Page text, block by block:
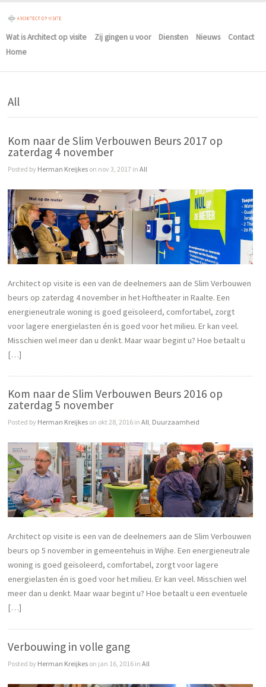
Wat is Architect op visite Zij gingen u voor Diensten Nieuws
Contact
Home
All
Kom naar de Slim Verbouwen Beurs 2017 op
zaterdag 4 november
Posted by Herman Kreijkes on nov 3, 2017 inAll
Architect op visite is een van de deelnemers aan de Slim Verbouwen
beurs op zaterdag 4 november in het Hoftheater in Raalte. Een
energieneutrale woning is goed geïsoleerd, comfortabel, zorgt
voor lagere energielasten én is goed voor het milieu. Er kan veel.
Misschien wel meer dan u denkt. Maar waar begint u? Hoe betaalt u
[…]
Kom naar de Slim Verbouwen Beurs 2016 op
zaterdag 5 november
Posted by Herman Kreijkes on okt 28, 2016 inAll Duurzaamheid
Architect op visite is een van de deelnemers aan de Slim Verbouwen
beurs op 5 november in gemeentehuis in Wijhe. Een energieneutrale
woning is goed geïsoleerd, comfortabel, zorgt voor lagere
energielasten én is goed voor het milieu. Er kan veel. Misschien wel
meer dan u denkt. Maar waar begint u? Hoe betaalt u een eventuele
[…]
Verbouwing in volle gang
Posted by Herman Kreijkes on jan 16, 2016 inAll